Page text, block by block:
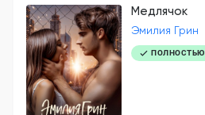
Медлячок
Эмилия Грин
ПОЛНОСТЬЮ